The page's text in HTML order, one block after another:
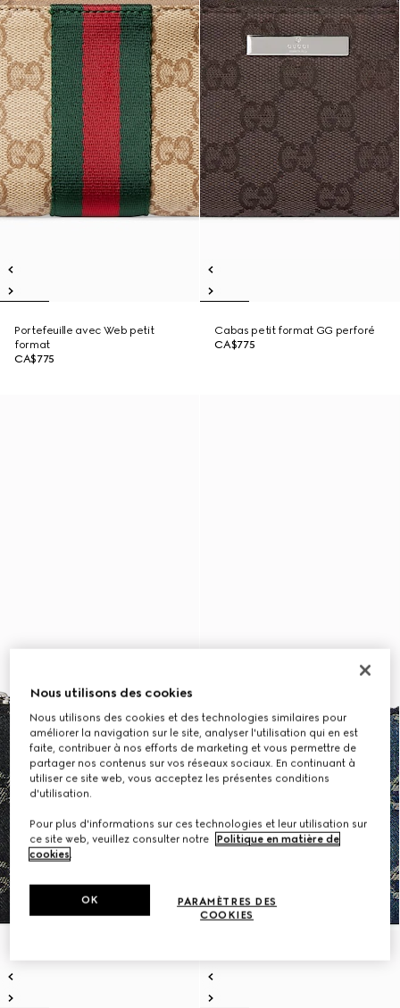
Portefeuille avec Web petit
format
CA$775
Cabas petit format GG perforé
CA$775
Nous utilisons des cookies
Nous utilisons des cookies et des technologies similaires pour
améliorer la navigation sur le site, analyser l'utilisation qui en est
faite, contribuer à nos efforts de marketing et vous permettre de
partager nos contenus sur vos réseaux sociaux. En continuant à
utiliser ce site web, vous acceptez les présentes conditions
d'utilisation.
Pour plus d'informations sur ces technologies et leur utilisation sur
ce site web, veuillez consulter notre
Politique en matière de
cookies.
PARAMÈTRES DES
COOKIES
OK